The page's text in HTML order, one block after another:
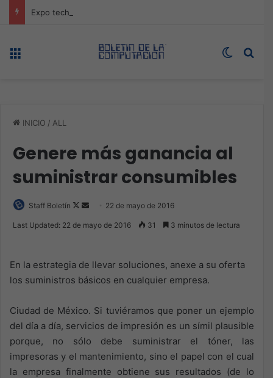
Switch
INICIO / ALL
Genere más ganancia al
suministrar consumibles
Staff Boletín
Follow
Send 22 de mayo de 2016
Last Updated: 22 de mayo de 2016 31 3 minutos de lectura
En la estrategia de llevar soluciones, anexe a su oferta
los suministros básicos en cualquier empresa.
Ciudad de México. Si tuviéramos que poner un ejemplo
del día a día, servicios de impresión es un símil plausible
porque, no sólo debe suministrar el tóner, las
impresoras y el mantenimiento, sino el papel con el cual
la empresa finalmente obtiene sus resultados (de lo